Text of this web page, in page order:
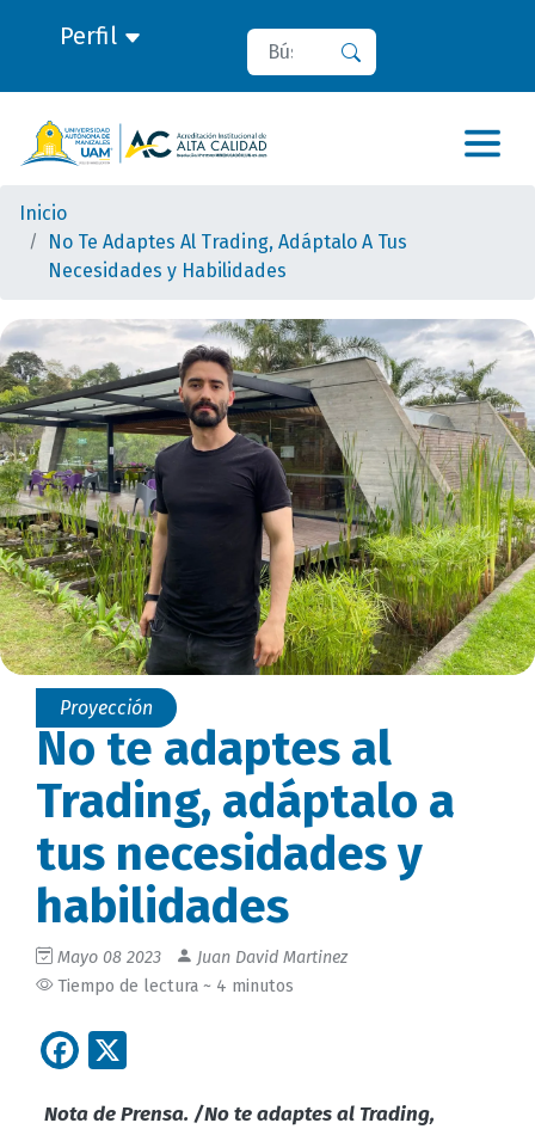
Perfil Buscar
Inicio
No Te Adaptes Al Trading, Adáptalo A Tus
Necesidades y Habilidades
Proyección
No te adaptes al
Trading, adáptalo a
tus necesidades y
habilidades
Mayo 08 2023
Juan David Martinez
Tiempo de lectura ~ 4 minutos
Facebook
Nota de Prensa. /No te adaptes al Trading,